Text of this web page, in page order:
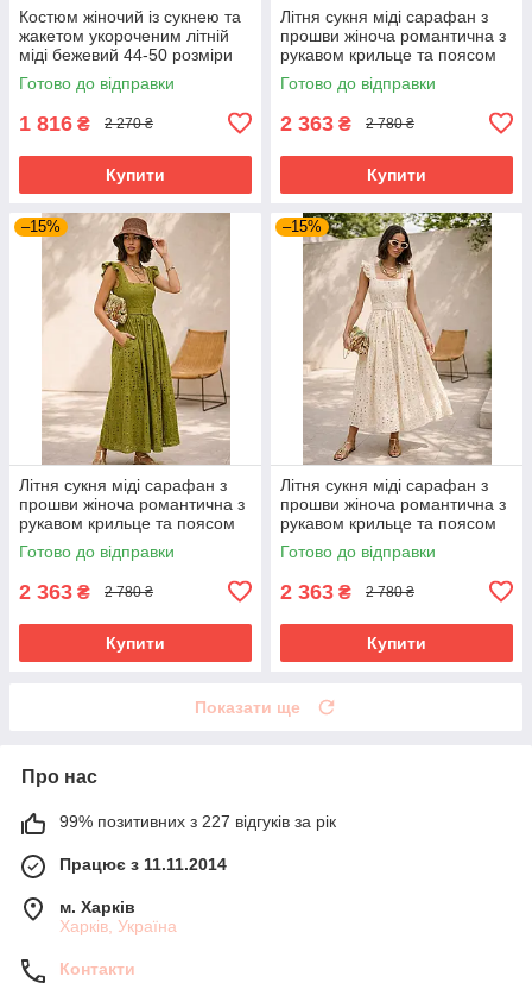
Костюм жіночий із сукнею та
жакетом укороченим літній
міді бежевий 44-50 розміри
Готово до відправки
1 816 ₴ 2 270 ₴
Купити
Літня сукня міді сарафан з
прошви жіноча романтична з
рукавом крильце та поясом
42-48 розміри жовта
Готово до відправки
2 363 ₴ 2 780 ₴
Купити
–15%
Літня сукня міді сарафан з
прошви жіноча романтична з
рукавом крильце та поясом
42-48 розміри оливкова
Готово до відправки
2 363 ₴ 2 780 ₴
Купити
–15%
Літня сукня міді сарафан з
прошви жіноча романтична з
рукавом крильце та поясом
42-48 розміри бежева
Готово до відправки
2 363 ₴ 2 780 ₴
Купити
Показати ще
Про нас
99% позитивних з 227 відгуків за рік
Працює з 11.11.2014
м. Харків
Харків, Україна
Контакти